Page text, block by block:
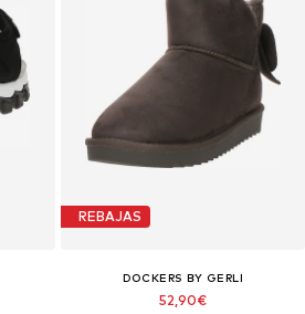
REBAJAS
DOCKERS BY GERLI
52,90€